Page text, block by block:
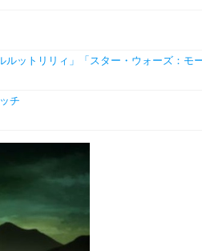
ットリリィ」「スター・ウォーズ：モ
チ